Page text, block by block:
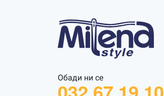
Обади ни се